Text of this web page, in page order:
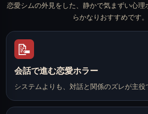
恋愛シムの外見をした、静かで気まずい心理
らかなりおすすめです。
📝
会話で進む恋愛ホラー
システムよりも、対話と関係のズレが主役